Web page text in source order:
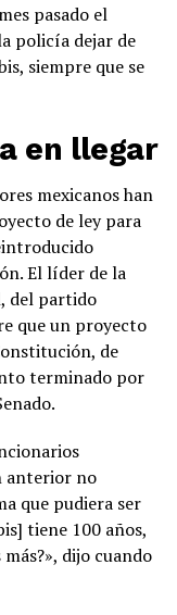
May 13,
pasado el
policía dejar de
siempre que se
en llegar
mexicanos han
de ley para
El líder de la
del partido
que un proyecto
de
terminado por
anterior no
que pudiera ser
tiene 100 años,
dijo cuando